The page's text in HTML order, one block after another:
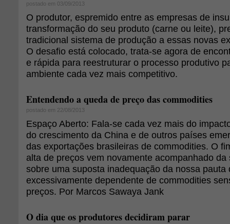
postado em 03/09/2013
O produtor, espremido entre as empresas de
transformação do seu produto (carne ou leite),
tradicional sistema de produção a essas novas
O desafio está colocado, trata-se agora de
e rápida para reestruturar o processo produtivo
ambiente cada vez mais competitivo.
Entendendo a queda de preço das commodities
postado em 22/08/2013
Espaço Aberto: Fala-se cada vez mais do
do crescimento da China e de outros países
das exportações brasileiras de commodities. O
alta de preços vem novamente acompanhado da
sobre uma suposta inadequação da nossa pauta
excessivamente dependente de commodities
preços. Por Marcos Sawaya Jank
O dia que os produtores decidiram parar